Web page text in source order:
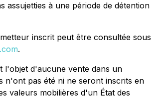
assujetties à une période de détention
inscrit peut être consultée sous
.
l'objet d'aucune vente dans un
n'ont pas été ni ne seront inscrits en
valeurs mobilières d'un État des